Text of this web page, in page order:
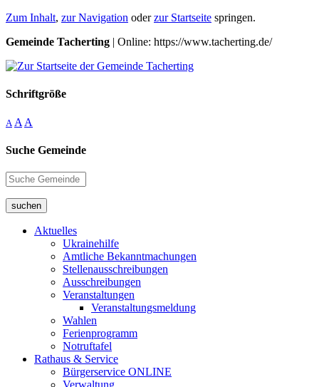
Zum Inhalt, zur Navigation oderzur Startseite springen.
Gemeinde Tacherting | Online: https://www.tacherting.de/
Schriftgröße
A A A
Suche Gemeinde
suchen
Aktuelles
Ukrainehilfe
Amtliche Bekanntmachungen
Stellenausschreibungen
Ausschreibungen
Veranstaltungen
Veranstaltungsmeldung
Wahlen
Ferienprogramm
Notruftafel
Rathaus & Service
Bürgerservice ONLINE
Verwaltung